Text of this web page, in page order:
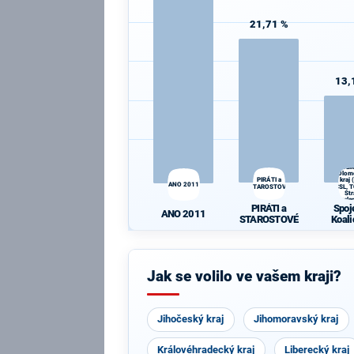
ANO 2011
ANO 2011
21,71 %
PIRÁTI a
STAROSTOVÉ
PIRÁTI a
STAROSTOVÉ
kraj
ČSL,
ČSL,
Jak se volilo ve vašem kraji?
Jihočeský kraj Jihomoravský kraj
Královéhradecký kraj Liberecký kraj